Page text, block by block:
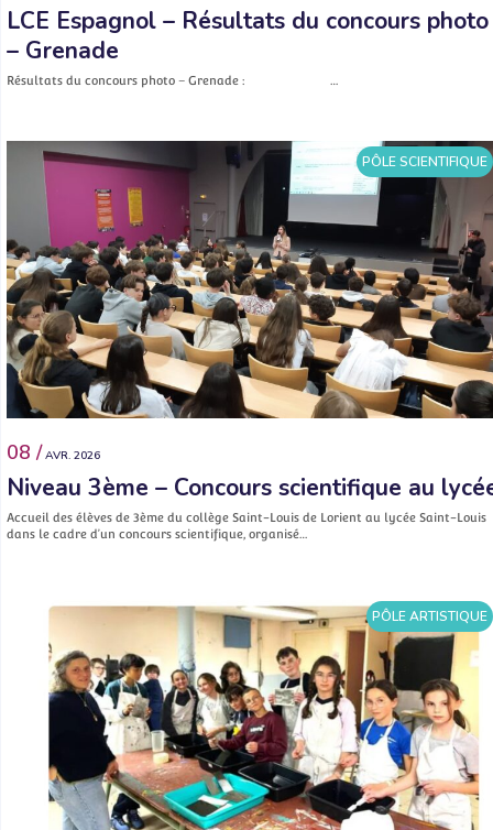
LCE Espagnol – Résultats du concours photo
– Grenade
Résultats du concours photo – Grenade : …
PÔLE SCIENTIFIQUE
08 / AVR. 2026
Niveau 3ème – Concours scientifique au
Accueil des élèves de 3ème du collège Saint-Louis de Lorient au lycée Saint-Louis
dans le cadre d’un concours scientifique, organisé…
PÔLE ARTISTIQUE